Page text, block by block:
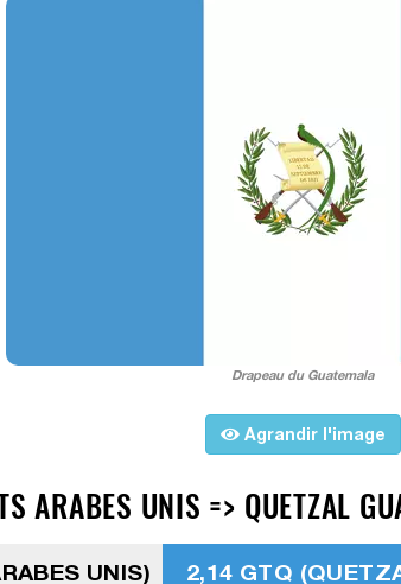
Drapeau du Guatemala
Agrandir l'image
ARABES UNIS => QUETZAL
UNIS) 2,14 GTQ